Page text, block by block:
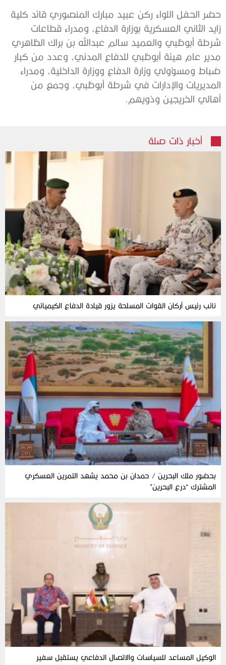
حضر الحفل اللواء ركن عبيد مبارك المنصوري قائد كلية
زايد الثاني العسكرية بوزارة الدفاع، ومدراء قطاعات
شرطة أبوظبي والعميد سالم عبدالله بن براك الظاهري
مدير عام هيئة أبوظبي للدفاع المدني، وعدد من كبار
ضباط ومسؤولي وزارة الدفاع ووزارة الداخلية، ومدراء
المديريات والإدارات في شرطة أبوظبي، وجمع من
أهالي الخريجين وذويهم.
أخبار ذات صلة
نائب رئيس أركان القوات المسلحة يزور قيادة الدفاع الكيميائي
بحضور ملك البحرين / حمدان بن محمد يشهد التمرين العسكري
المشترك “درع البحرين”
الوكيل المساعد للسياسات والاتصال الدفاعي يستقبل سفير